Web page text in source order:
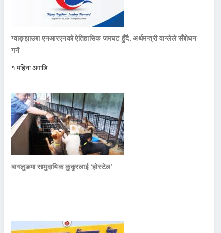
ग्वाङ्झाउमा एनआरएनको ऐतिहासिक जमघट हुँदै, अर्थमन्त्री वाग्लेले सँबोधन
गर्ने
१ महिना अगाडि
बागलुङमा सामुदायिक कुकुरलाई ‘होस्टेल’